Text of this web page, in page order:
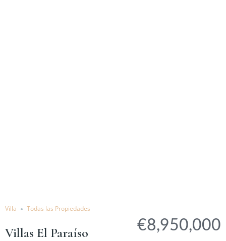
Villa Todas las Propiedades
Villas El Paraíso €8,950,000